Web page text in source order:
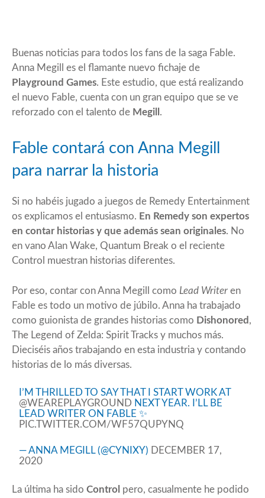
Buenas noticias para todos los fans de la saga Fable.
Anna Megill
es el flamante nuevo fichaje de
Playground Games. Este estudio, que está realizando
el nuevo Fable, cuenta con un gran equipo que se ve
reforzado con el talento de Megill .
Fable contará con Anna Megill
para narrar la historia
Si no habéis jugado a juegos de Remedy Entertainment
os explicamos el entusiasmo. En Remedy son expertos
en contar historias y que además sean originales. No
en vano Alan Wake, Quantum Break o el reciente
Control muestran historias diferentes.
Por eso, contar con Anna Megill como Lead Writer en
Fable es todo un motivo de júbilo. Anna ha trabajado
como guionista de grandes historias como Dishonored ,
The Legend of Zelda: Spirit Tracks y muchos más.
Dieciséis años trabajando en esta industria y contando
historias de lo más diversas.
I’M THRILLED TO SAY THAT I START WORK AT
@WEAREPLAYGROUND NEXT YEAR. I’LL BE
LEAD WRITER ON FABLE ✨
PIC.TWITTER.COM/WF57QUPYNQ
— ANNA MEGILL (@CYNIXY) DECEMBER 17,
2020
La última ha sido Control pero, casualmente he podido